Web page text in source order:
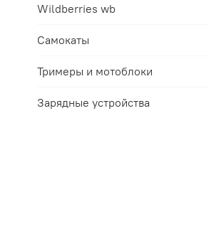
Wildberries wb
Самокаты
Тримеры и мотоблоки
Зарядные устройства